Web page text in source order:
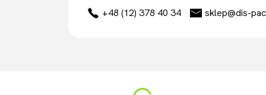
+48 (12) 378 40 34
sklep@dis-